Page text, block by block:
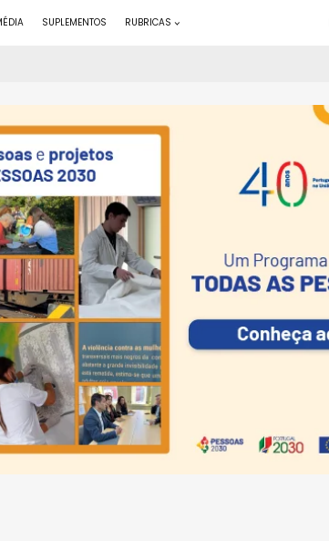
SUPLEMENTOS RUBRICAS